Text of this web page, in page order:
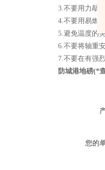
3.不要用力敲
4.不要用易燃
5.避免温度的
6.不要将轴重
7.不要在有强
防城港地磅(*
您的